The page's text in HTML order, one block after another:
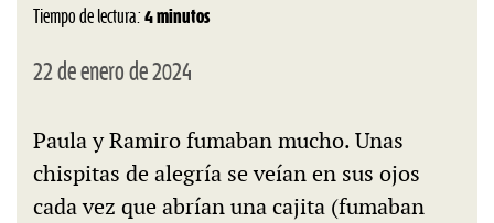
Tiempo de lectura: 4 minutos
22 de enero de 2024
Paula y Ramiro fumaban mucho. Unas
chispitas de alegría se veían en sus ojos
cada vez que abrían una cajita (fumaban